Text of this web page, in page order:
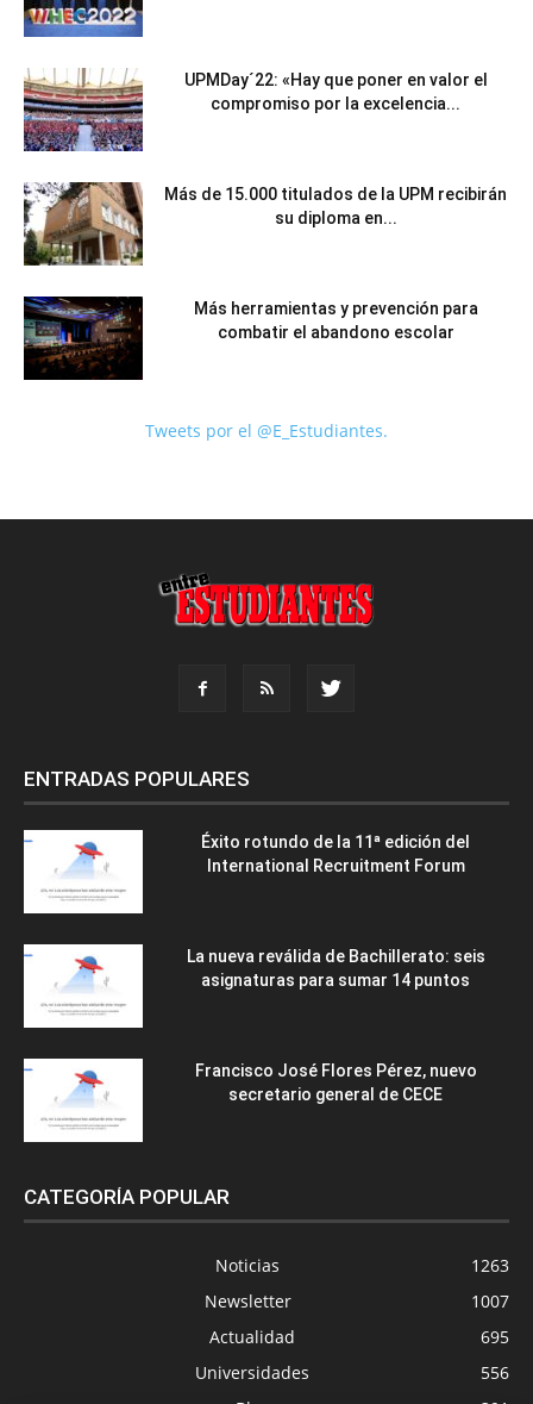
UPMDay´22: «Hay que poner en valor el
compromiso por la excelencia...
Más de 15.000 titulados de la UPM recibirán
su diploma en...
Más herramientas y prevención para
combatir el abandono escolar
Tweets por el @E_Estudiantes.
ENTRADAS POPULARES
Éxito rotundo de la 11ª edición del
International Recruitment Forum
La nueva reválida de Bachillerato: seis
asignaturas para sumar 14 puntos
Francisco José Flores Pérez, nuevo
secretario general de CECE
CATEGORÍA POPULAR
Noticias
1263
Newsletter
1007
Actualidad
695
Universidades
556